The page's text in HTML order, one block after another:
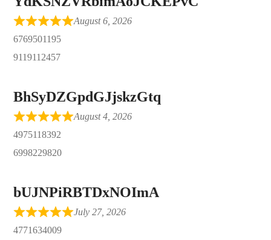
August 6, 2026
6769501195
9119112457
BhSyDZGpdGJjskzGtq
August 4, 2026
4975118392
6998229820
bUJNPiRBTDxNOImA
July 27, 2026
4771634009